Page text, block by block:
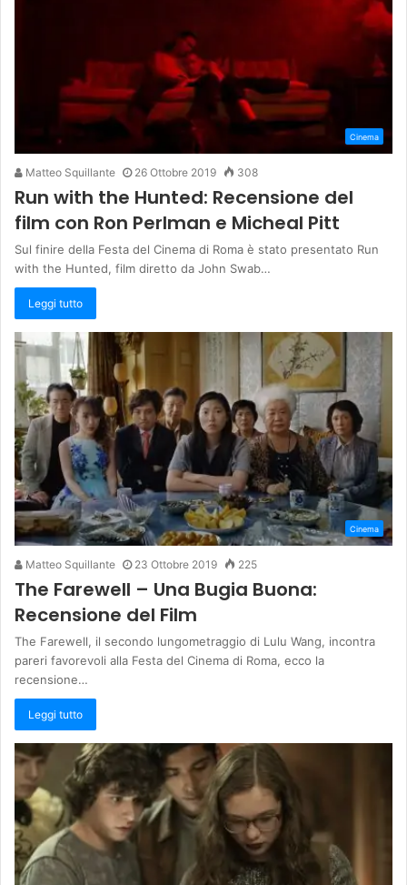
Cinema
Matteo Squillante 26 Ottobre 2019 308
Run with the Hunted: Recensione del
film con Ron Perlman e Micheal Pitt
Sul finire della Festa del Cinema di Roma è stato presentato Run
with the Hunted, film diretto da John Swab…
Leggi tutto
Cinema
Matteo Squillante 23 Ottobre 2019 225
The Farewell – Una Bugia Buona:
Recensione del Film
The Farewell, il secondo lungometraggio di Lulu Wang, incontra
pareri favorevoli alla Festa del Cinema di Roma, ecco la
recensione…
Leggi tutto